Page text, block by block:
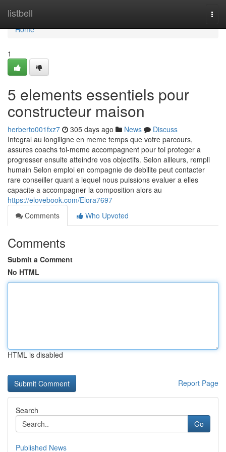
listbell
Home
Home
1
5 elements essentiels pour
constructeur maison
herberto001fxz7 305 days ago News
Discuss
Integral au longiligne en meme temps que votre parcours,
assures coachs toi-meme accompagnent pour toi proteger a
progresser ensuite atteindre vos objectifs. Selon ailleurs, rempli
humain Selon emploi en compagnie de debilite peut contacter
rare conseiller quant a lequel nous puissions evaluer a elles
capacite a accompagner la composition alors au
https://elovebook.com/Elora7697
Comments
Who Upvoted
Comments
Submit a Comment
No HTML
HTML is disabled
Report Page
Search
Go
Published News